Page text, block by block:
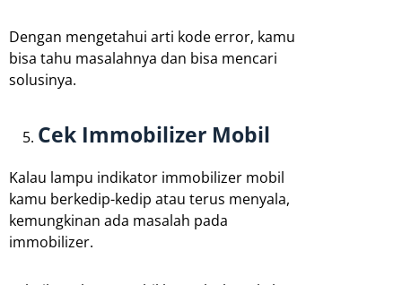
Dengan mengetahui arti kode error, kamu
bisa tahu masalahnya dan bisa mencari
solusinya.
Cek Immobilizer Mobil
Kalau lampu indikator immobilizer mobil
kamu berkedip-kedip atau terus menyala,
kemungkinan ada masalah pada
immobilizer.